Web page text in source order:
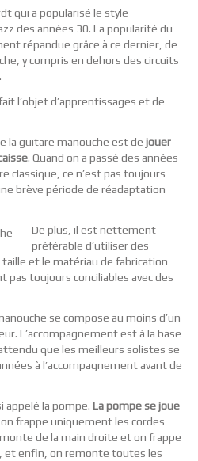
qui a popularisé le style
des années 30. La popularité du
répandue grâce à ce dernier, de
y compris en dehors des circuits
l’objet d’apprentissages et de
la guitare manouche est de jouer
. Quand on a passé des années
classique, ce n’est pas toujours
brève période de réadaptation
De plus, il est nettement
préférable d’utiliser des
taille et le matériau de fabrication
pas toujours conciliables avec des
se compose au moins d’un
L’accompagnement est à la base
que les meilleurs solistes se
à l’accompagnement avant de
appelé la pompe. La pompe se joue
on frappe uniquement les cordes
de la main droite et on frappe
et enfin, on remonte toutes les